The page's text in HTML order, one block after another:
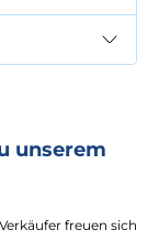
unserem
freuen sich